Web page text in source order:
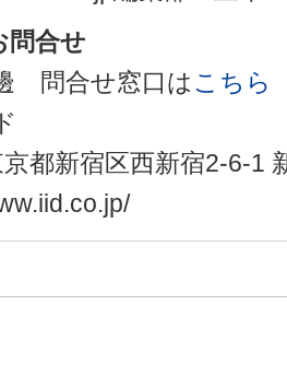
問合せ
問合せ窓口はこちら
都新宿区西新宿2-6-1